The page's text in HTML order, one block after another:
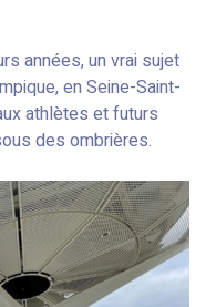
années, un vrai sujet
en Seine-Saint-
athlètes et futurs
des ombrières.